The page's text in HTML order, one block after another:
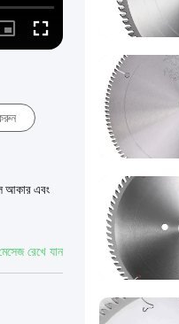
Picture- Fullscreen
আকার এবং
রেখে যান